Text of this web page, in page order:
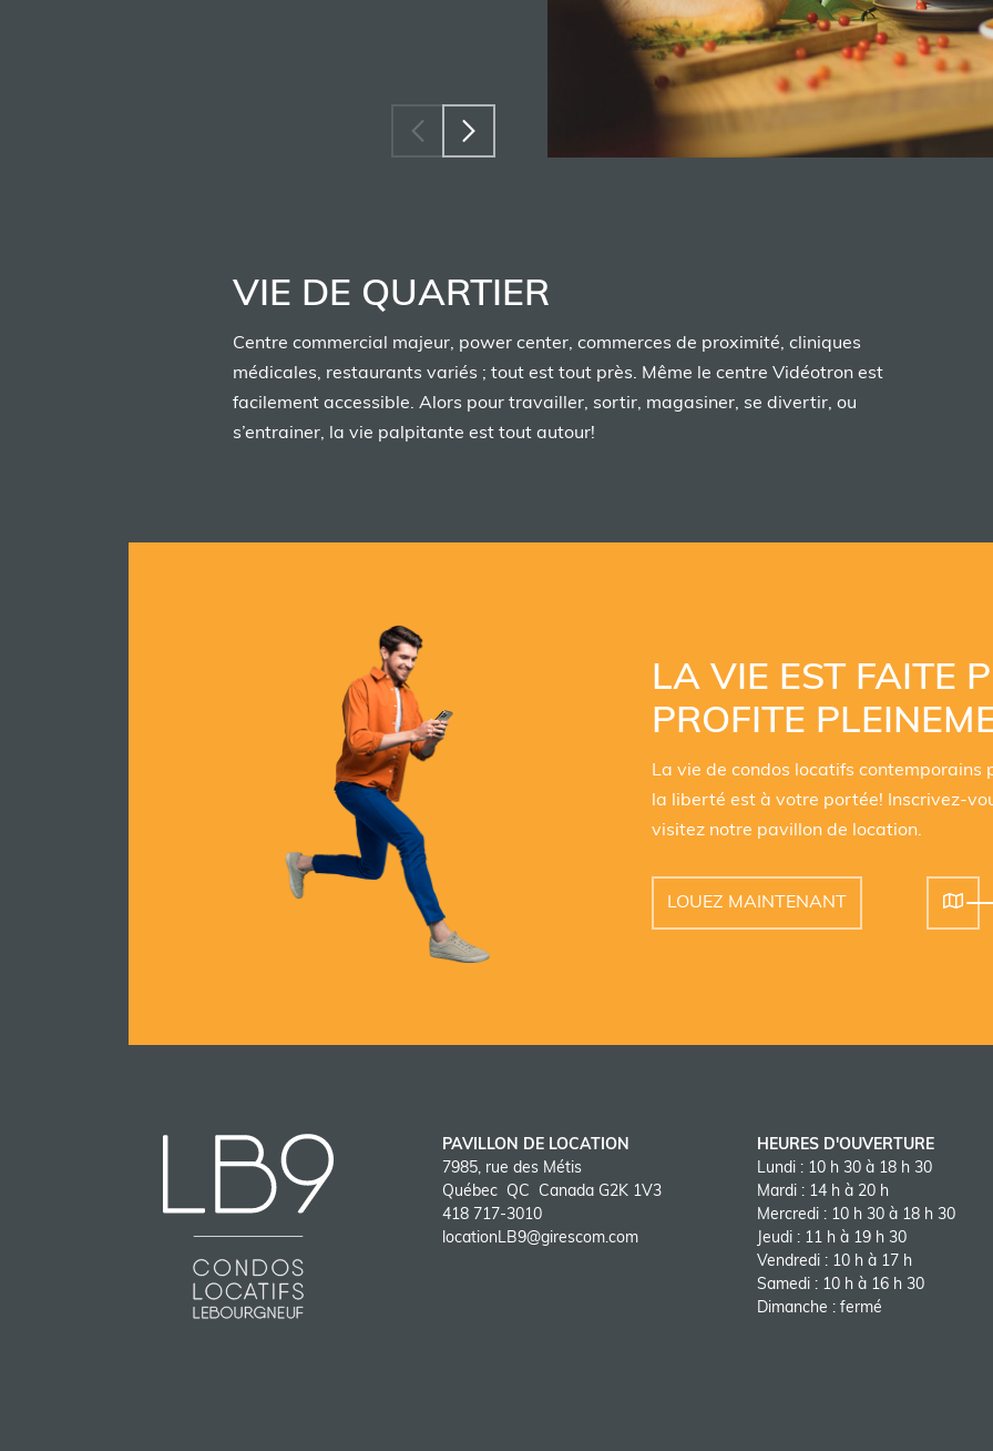
En savoir plus
ÉNERGIE CARDIO LEBOURGNEUF
13 CENTRE COMMERCIAL
ÉTABLISSEMENT D'ENSEIGNEMENT
POLYVALENTE DE CHARLESBOURG
SITE PATRIMONIAL
ÉGLISE ST-CHARLES-BORROMÉE
En savoir plus
VIE DE QUARTIER
Centre commercial majeur, power center, commerces de proximité, cliniques
médicales, restaurants variés ; tout est tout près. Même le centre Vidéotron est
facilement accessible. Alors pour travailler, sortir, magasiner, se divertir, ou
s’entrainer, la vie palpitante est tout autour!
LA VIE EST FAITE
PROFITE
La vie de condos locatifs contemporains
la liberté est à votre portée! Inscrivez-
visitez notre pavillon de location.
LOUEZ MAINTENANT
PAVILLON DE LOCATION
7985, rue des Métis
Québec QC Canada G2K 1V3
418 717-3010
locationLB9@girescom.com
HEURES D'OUVERTURE
Lundi : 10 h 30 à 18 h 30
Mardi : 14 h à 20 h
Mercredi : 10 h 30 à 18 h 30
Jeudi : 11 h à 19 h 30
Vendredi : 10 h à 17 h
Samedi : 10 h à 16 h 30
Dimanche : fermé